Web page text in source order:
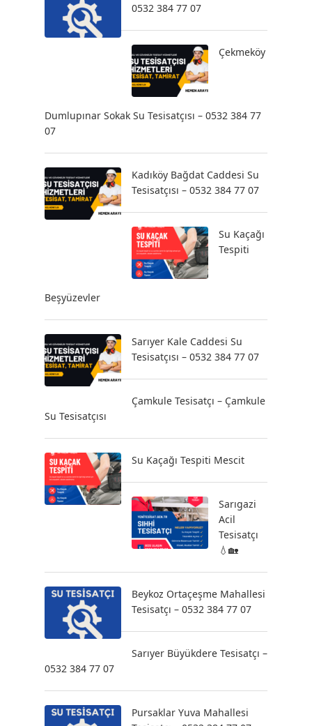
0532 384 77 07
Çekmeköy
Dumlupınar Sokak Su Tesisatçısı – 0532 384 77
07
Kadıköy Bağdat Caddesi Su
Tesisatçısı – 0532 384 77 07
Su Kaçağı
Tespiti
Beşyüzevler
Sarıyer Kale Caddesi Su
Tesisatçısı – 0532 384 77 07
Çamkule Tesisatçı – Çamkule
Su Tesisatçısı
Su Kaçağı Tespiti Mescit
Sarıgazi
Acil
Tesisatçı
💧🏡
Beykoz Ortaçeşme Mahallesi
Tesisatçı – 0532 384 77 07
Sarıyer Büyükdere Tesisatçı –
0532 384 77 07
Pursaklar Yuva Mahallesi